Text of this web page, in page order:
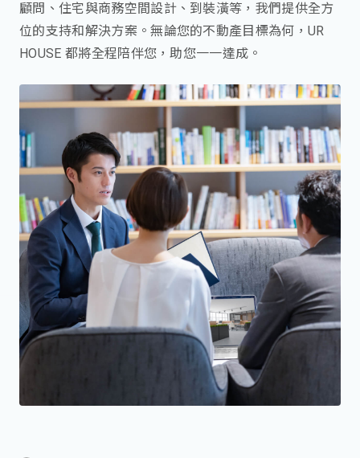
顧問、住宅與商務空間設計、到裝潢等，我們提供全方
位的支持和解決方案。無論您的不動產目標為何，UR
HOUSE 都將全程陪伴您，助您一一達成。